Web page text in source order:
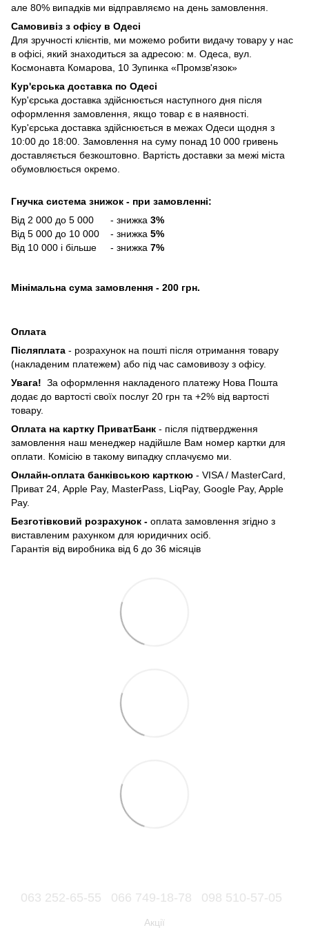
але 80% випадків ми відправляємо на день замовлення.
Самовивіз з офісу в Одесі
Для зручності клієнтів, ми можемо робити видачу товару у нас
в офісі, який знаходиться за адресою: м. Одеса, вул.
Космонавта Комарова, 10 Зупинка «Промзв'язок»
Кур'єрська доставка по Одесі
Кур'єрська доставка здійснюється наступного дня після
оформлення замовлення, якщо товар є в наявності.
Кур'єрська доставка здійснюється в межах Одеси щодня з
10:00 до 18:00. Замовлення на суму понад 10 000 гривень
доставляється безкоштовно. Вартість доставки за межі міста
обумовлюється окремо.
Гнучка система знижок - при замовленні:
Від 2 000 до 5 000 - знижка 3%
Від 5 000 до 10 000 - знижка 5%
Від 10 000 і більше - знижка 7%
Мінімальна сума замовлення - 200 грн.
Оплата
Післяплата - розрахунок на пошті після отримання товару
(накладеним платежем) або під час самовивозу з офісу.
Увага! За оформлення накладеного платежу Нова Пошта
додає до вартості своїх послуг 20 грн та +2% від вартості
товару.
Оплата на картку ПриватБанк - після підтвердження
замовлення наш менеджер надійшле Вам номер картки для
оплати. Комісію в такому випадку сплачуємо ми.
Онлайн-оплата банківською карткою - VISA / MasterCard,
Приват 24, Apple Pay, MasterPass, LiqPay, Google Pay, Apple
Pay.
Безготівковий розрахунок - оплата замовлення згідно з
виставленим рахунком для юридичних осіб.
Гарантія від виробника від 6 до 36 місяців
063 252-65-55 066 749-18-78 098 510-57-05
Акції